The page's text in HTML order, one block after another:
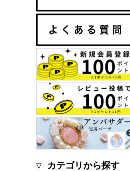
▽ カテゴリから探す